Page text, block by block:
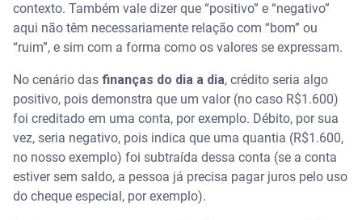
contexto. Também vale dizer que “positivo” e “negativo”
aqui não têm necessariamente relação com “bom” ou
“ruim”, e sim com a forma como os valores se expressam.
No cenário das finanças do dia a dia, crédito seria algo
positivo, pois demonstra que um valor (no caso R$1.600)
foi creditado em uma conta, por exemplo. Débito, por sua
vez, seria negativo, pois indica que uma quantia (R$1.600,
no nosso exemplo) foi subtraída dessa conta (se a conta
estiver sem saldo, a pessoa já precisa pagar juros pelo uso
do cheque especial, por exemplo).